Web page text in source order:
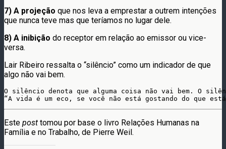
7) A projeção que nos leva a emprestar a outrem intenções
que nunca teve mas que teríamos no lugar dele.
8) A inibição do receptor em relação ao emissor ou vice-
versa.
Lair Ribeiro ressalta o “silêncio” como um indicador de que
algo não vai bem.
O silêncio denota que alguma coisa não vai bem. O
“A vida é um eco, se você não está gostando do que
Este post tomou por base o livro Relações Humanas na
Família e no Trabalho, de Pierre Weil.